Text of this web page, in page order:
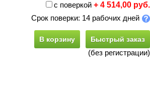
с поверкой + 4 514,00 руб.
Срок поверки: 14 рабочих дней
В корзину Быстрый заказ
(без регистрации)